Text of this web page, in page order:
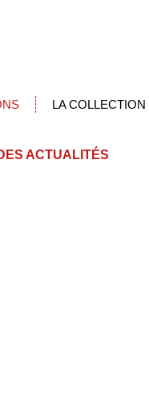
LA COLLECTION
ACTUALITÉS